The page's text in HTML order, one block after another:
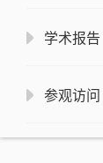
学术报告
参观访问